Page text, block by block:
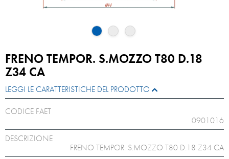
FRENO TEMPOR. S.MOZZO T80 D.18
Z34 CA
LEGGI LE CARATTERISTICHE DEL PRODOTTO
CODICE FAET
0901016
DESCRIZIONE
FRENO TEMPOR. S.MOZZO T80 D.18 Z34 CA